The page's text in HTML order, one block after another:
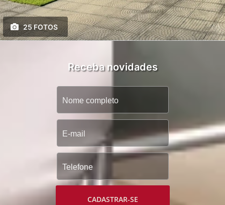
25 FOTOS
Receba novidades
CADASTRAR-SE